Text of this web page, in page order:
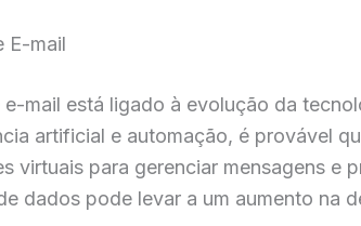
E-mail
mail está ligado à evolução da
artificial e automação, é provável
virtuais para gerenciar mensagens
dados pode levar a um aumento na